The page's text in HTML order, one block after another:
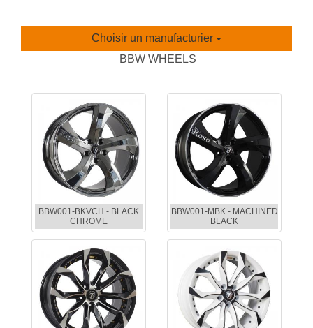
Choisir un manufacturier
BBW WHEELS
BBW001-BKVCH - BLACK
CHROME
BBW001-MBK - MACHINED
BLACK